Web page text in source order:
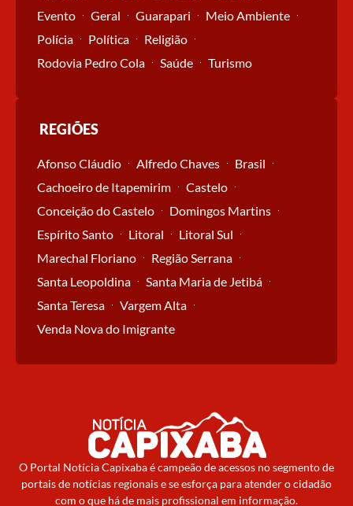
Evento
Geral Guarapari
Meio Ambiente
Polícia
Política
Religião
Rodovia Pedro Cola
Saúde Turismo
REGIÕES
Afonso Cláudio Alfredo Chaves
Brasil
Cachoeiro de Itapemirim
Castelo
Conceição do Castelo
Domingos Martins
Espírito Santo
Litoral
Litoral Sul
Marechal Floriano
Região Serrana
Santa Leopoldina
Santa Maria de Jetibá
Santa Teresa
Vargem Alta
Venda Nova do Imigrante
O Portal Notícia Capixaba é campeão de acessos no segmento de
portais de notícias regionais e se esforça para atender o cidadão
com o que há de mais profissional em informação.